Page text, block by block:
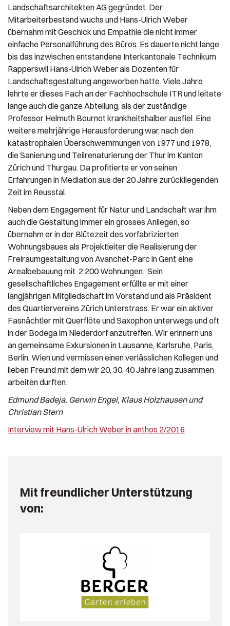
Landschaftsarchitekten AG gegründet. Der
Mitarbeiterbestand wuchs und Hans-Ulrich Weber
übernahm mit Geschick und Empathie die nicht immer
einfache Personalführung des Büros. Es dauerte nicht lange
bis das inzwischen entstandene Interkantonale Technikum
Rapperswil Hans-Ulrich Weber als Dozenten für
Landschaftsgestaltung angeworben hatte. Viele Jahre
lehrte er dieses Fach an der Fachhochschule ITR und leitete
lange auch die ganze Abteilung, als der zuständige
Professor Helmuth Bournot krankheitshalber ausfiel. Eine
weitere mehrjährige Herausforderung war, nach den
katastrophalen Überschwemmungen von 1977 und 1978,
die Sanierung und Teilrenaturierung der Thur im Kanton
Zürich und Thurgau. Da profitierte er von seinen
Erfahrungen in Mediation aus der 20 Jahre zurückliegenden
Zeit im Reusstal.
Neben dem Engagement für Natur und Landschaft war ihm
auch die Gestaltung immer ein grosses Anliegen, so
übernahm er in der Blütezeit des vorfabrizierten
Wohnungsbaues als Projektleiter die Realisierung der
Freiraumgestaltung von Avanchet-Parc in Genf, eine
Arealbebauung mit 2’200 Wohnungen. Sein
gesellschaftliches Engagement erfüllte er mit einer
langjährigen Mitgliedschaft im Vorstand und als Präsident
des Quartiervereins Zürich Unterstrass. Er war ein aktiver
Fasnächtler mit Querflöte und Saxophon unterwegs und oft
in der Bodega im Niederdorf anzutreffen. Wir erinnern uns
an gemeinsame Exkursionen in Lausanne, Karlsruhe, Paris,
Berlin, Wien und vermissen einen verlässlichen Kollegen und
lieben Freund mit dem wir 20, 30, 40 Jahre lang zusammen
arbeiten durften.
Edmund Badeja, Gerwin Engel, Klaus Holzhausen und
Christian Stern
Interview mit Hans-Ulrich Weber in anthos 2/2016
Mit freundlicher Unterstützung
von: